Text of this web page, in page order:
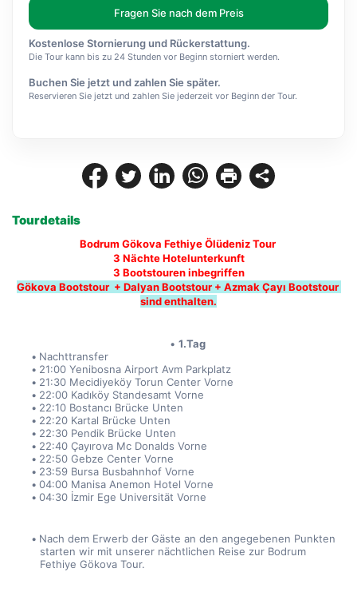
Tourdetails
Bodrum Gökova Fethiye Ölüdeniz Tour
3 Nächte Hotelunterkunft
3 Bootstouren inbegriffen
Gökova Bootstour  + Dalyan Bootstour + Azmak Çayı Bootstour
sind enthalten.
1.Tag
Nachttransfer
21:00 Yenibosna Airport Avm Parkplatz
21:30 Mecidiyeköy Torun Center Vorne
22:00 Kadıköy Standesamt Vorne
22:10 Bostancı Brücke Unten
22:20 Kartal Brücke Unten
22:30 Pendik Brücke Unten
22:40 Çayırova Mc Donalds Vorne
22:50 Gebze Center Vorne
23:59 Bursa Busbahnhof Vorne
04:00 Manisa Anemon Hotel Vorne
04:30 İzmir Ege Universität Vorne
Nach dem Erwerb der Gäste an den angegebenen Punkten
starten wir mit unserer nächtlichen Reise zur Bodrum
Fethiye Gökova Tour.
Fragen Sie nach dem Preis
Kostenlose Stornierung und Rückerstattung.
Die Tour kann bis zu 24 Stunden vor Beginn storniert werden.
Buchen Sie jetzt und zahlen Sie später.
Reservieren Sie jetzt und zahlen Sie jederzeit vor Beginn der Tour.